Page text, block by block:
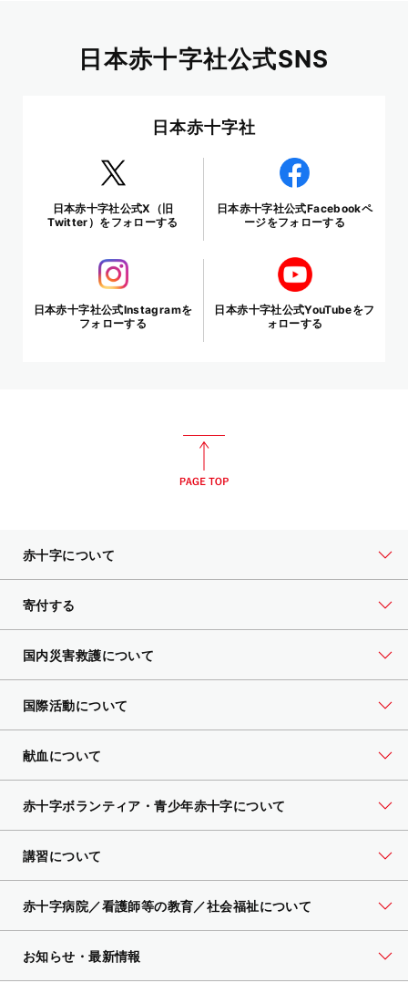
日本赤十字社公式SNS
日本赤十字社
日本赤十字社公式X（旧
Twitter）をフォローする
日本赤十字社公式Facebookペ
ージをフォローする
日本赤十字社公式Instagramを
フォローする
日本赤十字社公式YouTubeをフ
ォローする
赤十字について
寄付する
国内災害救護について
国際活動について
献血について
赤十字ボランティア・青少年赤十字について
講習について
赤十字病院／看護師等の教育／社会福祉について
お知らせ・最新情報